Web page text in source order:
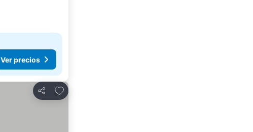
Ver precios
Compartir
Añadir a favoritos